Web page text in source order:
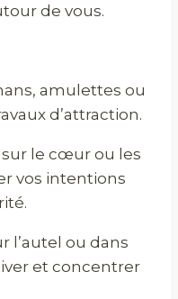
de vous.
amulettes ou
d’attraction.
le cœur ou les
vos intentions
l’autel ou dans
et concentrer